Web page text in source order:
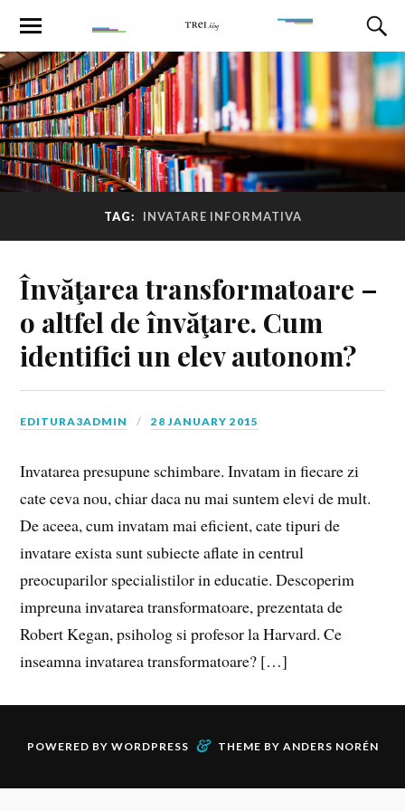
TAG: INVATARE INFORMATIVA
Învăţarea transformatoare –
o altfel de învăţare. Cum
identifici un elev autonom?
EDITURA3ADMIN 28 JANUARY 2015
Invatarea presupune schimbare. Invatam in fiecare zi
cate ceva nou, chiar daca nu mai suntem elevi de mult.
De aceea, cum invatam mai eficient, cate tipuri de
invatare exista sunt subiecte aflate in centrul
preocuparilor specialistilor in educatie. Descoperim
impreuna invatarea transformatoare, prezentata de
Robert Kegan, psiholog si profesor la Harvard. Ce
inseamna invatarea transformatoare? […]
POWERED BY WORDPRESS & THEME BY ANDERS NORÉN